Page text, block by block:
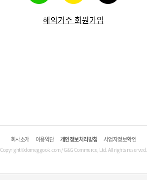
해외거주 회원가입
회사소개 이용약관 개인정보처리방침 사업자정보확인
Copyright©domeggook.com / G&G Commerce, Ltd. All rights reserved.